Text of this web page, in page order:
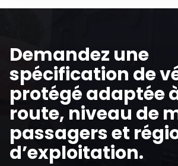
Demandez une
spécification de
protégé adaptée
route, niveau de
passagers et
d’exploitation.